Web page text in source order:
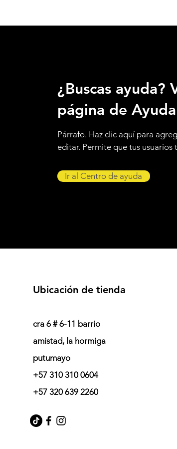
¿Buscas ayuda?
página de Ayuda
Párrafo. Haz clic aquí para
editar. Permite que tus usuarios
Ir al Centro de ayuda
Ubicación de tienda
cra 6 # 6-11 barrio
amistad, la hormiga
putumayo
+57 310 310 0604
+57 320 639 2260